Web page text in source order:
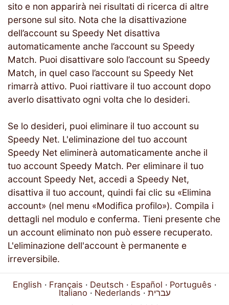
sito e non apparirà nei risultati di ricerca di altre
persone sul sito. Nota che la disattivazione
dell’account su Speedy Net disattiva
automaticamente anche l’account su Speedy
Match. Puoi disattivare solo l’account su Speedy
Match, in quel caso l’account su Speedy Net
rimarrà attivo. Puoi riattivare il tuo account dopo
averlo disattivato ogni volta che lo desideri.
Se lo desideri, puoi eliminare il tuo account su
Speedy Net. L'eliminazione del tuo account
Speedy Net eliminerà automaticamente anche il
tuo account Speedy Match. Per eliminare il tuo
account Speedy Net, accedi a Speedy Net,
disattiva il tuo account, quindi fai clic su «Elimina
account» (nel menu «Modifica profilo»). Compila i
dettagli nel modulo e conferma. Tieni presente che
un account eliminato non può essere recuperato.
L'eliminazione dell'account è permanente e
irreversibile.
English Français Deutsch Español
Português
Italiano
Nederlands
עברית